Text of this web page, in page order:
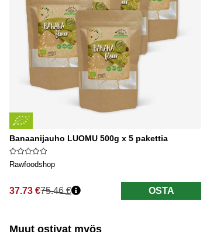
Banaanijauho LUOMU 500g x 5 pakettia
Rawfoodshop
37.73 €
Normaali hinta
75.46 € OSTA
Muut ostivat myös